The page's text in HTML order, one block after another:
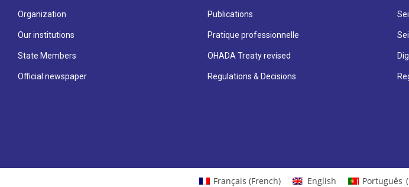
Organization
Our institutions
State Members
Official newspaper
Publications
Pratique professionnelle
OHADA Treaty revised
Regulations & Decisions
Français (French) English Português (